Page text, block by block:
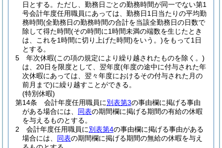
日とする。 ただし、勤務日ごとの勤務時間が同一でない第1
号会計年度任用職員にあっては、勤務日1日当たりの平均勤
務時間(全勤務日の勤務時間の合計を当該全勤務日の日数で
除して得た時間(その時間に1時間未満の端数を生じたとき
は、これを1時間に切り上げた時間)をいう。)をもって1日
とする。
5
年次休暇(この項の規定により繰り越されたものを除く。)
は、20日を限度として、翌年度(年度の途中に付与された年
次休暇にあっては、翌々年度におけるその付与された月の
前月まで)に繰り越すことができる。
(特別休暇)
第14条
会計年度任用職員に別表第3の事由欄に掲げる事由
がある場合には、 同表の期間欄に掲げる期間の有給の休暇
を与えるものとする。
2
会計年度任用職員に別表第4の事由欄に掲げる事由がある
場合には、 同表の期間欄に掲げる期間の無給の休暇を与え